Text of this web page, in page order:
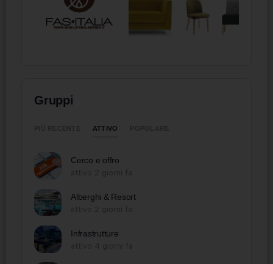
Gruppi
ATTIVO
Cerco e offro
Alberghi & Resort
Infrastrutture